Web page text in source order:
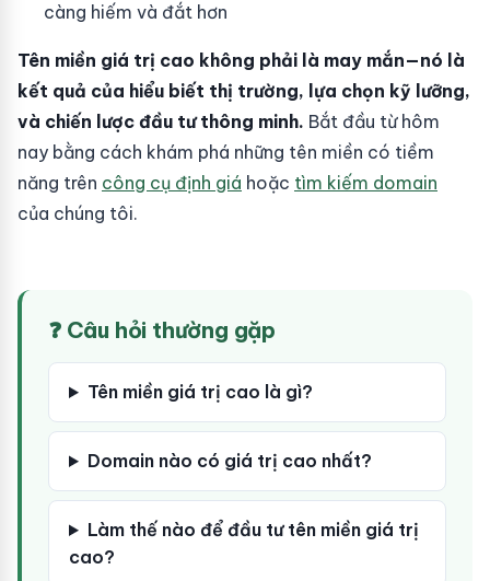
càng hiếm và đắt hơn
Tên miền giá trị cao không phải là may mắn—nó là
kết quả của hiểu biết thị trường, lựa chọn kỹ lưỡng,
và chiến lược đầu tư thông minh. Bắt đầu từ hôm
nay bằng cách khám phá những tên miền có tiềm
năng trên công cụ định giá hoặc tìm kiếm domain
của chúng tôi.
❓ Câu hỏi thường gặp
Tên miền giá trị cao là gì?
Domain nào có giá trị cao nhất?
Làm thế nào để đầu tư tên miền giá trị
cao?